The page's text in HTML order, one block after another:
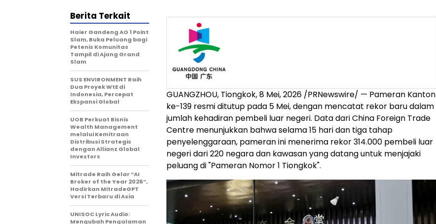
GUANGZHOU, Tiongkok,8 Mei, 2026 /PRNewswire/ — Pameran Kanton
ke-139 resmi ditutup pada 5 Mei, dengan mencatat rekor baru dalam
jumlah kehadiran pembeli luar negeri. Data dari China Foreign Trade
Centre menunjukkan bahwa selama 15 hari dan tiga tahap
penyelenggaraan, pameran ini menerima rekor 314.000 pembeli luar
negeri dari 220 negara dan kawasan yang datang untuk menjajaki
peluang di "Pameran Nomor 1 Tiongkok".
Berita Terkait
Haier Gandeng AO 1 Point
Slam, Buka Peluang bagi
Petenis Komunitas
Tampil di Ajang Grand
Slam
SUS ENVIRONMENT Raih
Dua Proyek WtE di
Indonesia, Percepat
Ekspansi Global
UOB Perkuat Bisnis
Wealth Management
melalui Kemitraan
Distribusi Strategis
dengan Allianz Global
Investors
Mitrade Raih Gelar “AI
Broker of the Year 2026”,
Hadirkan MitradeGPT
Versi Terbaru di Asia
UNISOC Lyric Audio:
Mengubah Pengalaman